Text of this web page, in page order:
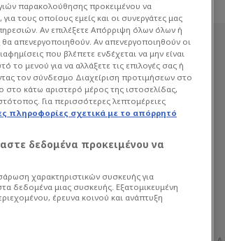
Λάσο -
- Όλα
ήττα και
με
παρακολούθησης προκειμένου να
τους οποίους εμείς και οι συνεργάτες μας
Αν επιλέξετε Απόρριψη όλων όλων ή
απενεργοποιηθούν. Αν απενεργοποιηθούν οι
που βλέπετε ενδέχεται να μην είναι
το μενού για να αλλάξετε τις επιλογές σας ή
τον σύνδεσμο Διαχείριση προτιμήσεων στο
στο κάτω αριστερό μέρος της ιστοσελίδας,
Για περισσότερες λεπτομέρειες
πληροφορίες σχετικά με το απόρρητό
δεδομένα προκειμένου να
χαρακτηριστικών συσκευής για
δεδομένα μιας συσκευής. Εξατομικευμένη
έρευνα κοινού και ανάπτυξη